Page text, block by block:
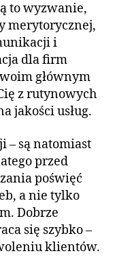
to wyzwanie,
merytorycznej,
i
dla firm
głównym
z rutynowych
jakości usług.
– są natomiast
przed
poświęć
a nie tylko
Dobrze
się szybko –
klientów.